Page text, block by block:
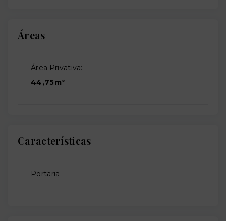
Áreas
Área Privativa:
44,75m²
Características
Portaria